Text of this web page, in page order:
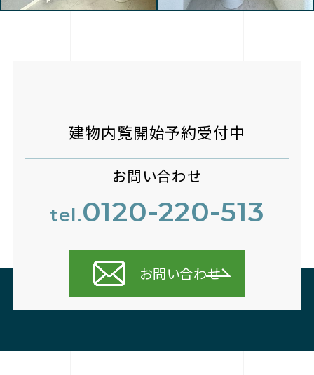
建物内覧開始予約受付中
お問い合わせ
tel.0120-220-513
お問い合わせ